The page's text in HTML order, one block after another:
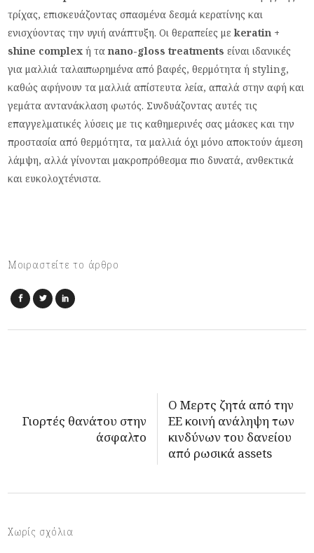
τρίχας, επισκευάζοντας σπασμένα δεσμά κερατίνης και
ενισχύοντας την υγιή ανάπτυξη. Οι θεραπείες μεkeratin +
shine complex ή ταnano-gloss treatments είναι ιδανικές
για μαλλιά ταλαιπωρημένα από βαφές, θερμότητα ή styling,
καθώς αφήνουν τα μαλλιά απίστευτα λεία, απαλά στην αφή και
γεμάτα αντανάκλαση φωτός. Συνδυάζοντας αυτές τις
επαγγελματικές λύσεις με τις καθημερινές σας μάσκες και την
προστασία από θερμότητα, τα μαλλιά όχι μόνο αποκτούν άμεση
λάμψη, αλλά γίνονται μακροπρόθεσμα πιο δυνατά, ανθεκτικά
και ευκολοχτένιστα.
Μοιραστείτε το άρθρο
Γιορτές θανάτου στην
άσφαλτο
Ο Μερτς ζητά από την
ΕΕ κοινή ανάληψη των
κινδύνων του δανείου
από ρωσικά assets
Χωρίς σχόλια